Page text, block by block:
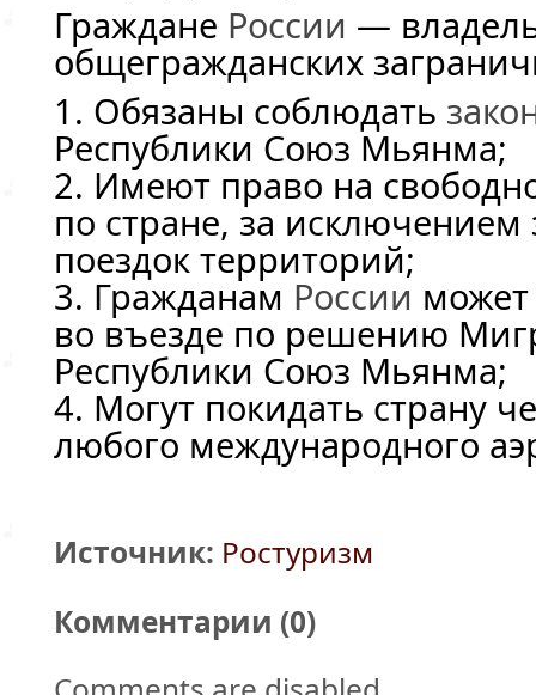
Граждане России —
общегражданских
1. Обязаны соблюдать
Республики Союз Мьянма;
2. Имеют право на
по стране, за исключением
поездок территорий;
3. Гражданам России может
во въезде по решению
Республики Союз Мьянма;
4. Могут покидать страну
любого международного
Источник: Ростуризм
Комментарии (0)